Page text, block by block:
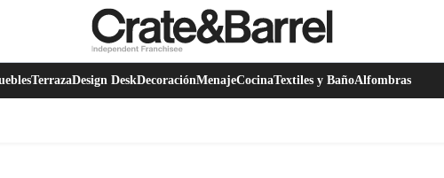
TerrazaDesign DeskDecoraciónMenajeCocinaTextiles y BañoAlfombras